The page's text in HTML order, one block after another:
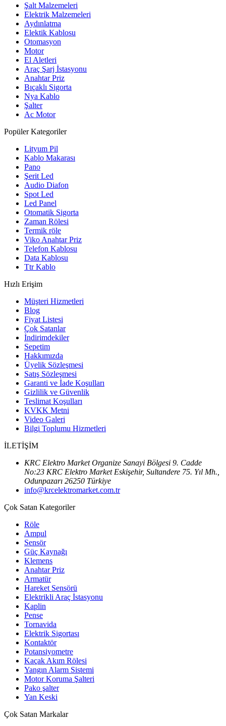
Şalt Malzemeleri
Elektrik Malzemeleri
Aydınlatma
Elektik Kablosu
Otomasyon
Motor
El Aletleri
Araç Şarj İstasyonu
Anahtar Priz
Bıçaklı Sigorta
Nya Kablo
Şalter
Ac Motor
Popüler Kategoriler
Lityum Pil
Kablo Makarası
Pano
Şerit Led
Audio Diafon
Spot Led
Led Panel
Otomatik Sigorta
Zaman Rölesi
Termik röle
Viko Anahtar Priz
Telefon Kablosu
Data Kablosu
Ttr Kablo
Hızlı Erişim
Müşteri Hizmetleri
Blog
Fiyat Listesi
Çok Satanlar
İndirimdekiler
Sepetim
Hakkımızda
Üyelik Sözleşmesi
Satış Sözleşmesi
Garanti ve İade Koşulları
Gizlilik ve Güvenlik
Teslimat Koşulları
KVKK Metni
Video Galeri
Bilgi Toplumu Hizmetleri
İLETİŞİM
KRC Elektro Market Organize Sanayi Bölgesi 9. Cadde
No:23 KRC Elektro Market Eskişehir, Sultandere 75. Yıl Mh.,
Odunpazarı 26250 Türkiye
info@krcelektromarket.com.tr
Çok Satan Kategoriler
Röle
Ampul
Sensör
Güç Kaynağı
Klemens
Anahtar Priz
Armatür
Hareket Sensörü
Elektrikli Araç İstasyonu
Kaplin
Pense
Tornavida
Elektrik Sigortası
Kontaktör
Potansiyometre
Kaçak Akım Rölesi
Yangın Alarm Sistemi
Motor Koruma Şalteri
Pako şalter
Yan Keski
Çok Satan Markalar